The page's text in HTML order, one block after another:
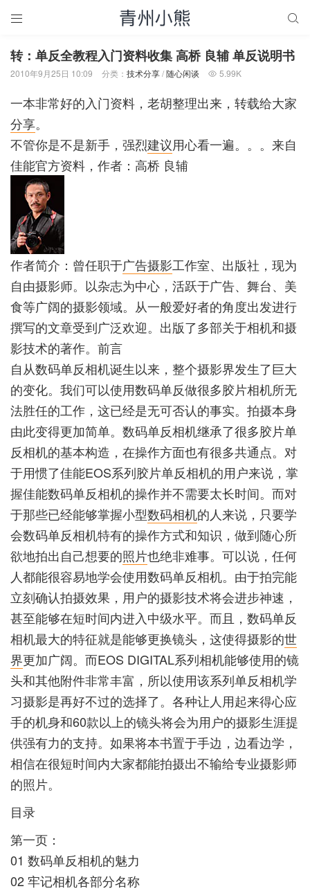
 
转：单反全教程入门资料收集 高桥 良辅 单反说明书
2010年9月25日 10:09 分类： 技术分享/随心闲谈  5.99K
一本非常好的入门资料，老胡整理出来，转载给大家
分享。
不管你是不是新手，强烈建议用心看一遍。。。来自
佳能官方资料，作者：高桥 良辅
作者简介：曾任职于广告摄影工作室、出版社，现为
自由摄影师。以杂志为中心，活跃于广告、舞台、美
食等广阔的摄影领域。从一般爱好者的角度出发进行
撰写的文章受到广泛欢迎。出版了多部关于相机和摄
影技术的著作。前言
自从数码单反相机诞生以来，整个摄影界发生了巨大
的变化。我们可以使用数码单反做很多胶片相机所无
法胜任的工作，这已经是无可否认的事实。拍摄本身
由此变得更加简单。数码单反相机继承了很多胶片单
反相机的基本构造，在操作方面也有很多共通点。对
于用惯了佳能EOS系列胶片单反相机的用户来说，掌
握佳能数码单反相机的操作并不需要太长时间。而对
于那些已经能够掌握小型数码相机的人来说，只要学
会数码单反相机特有的操作方式和知识，做到随心所
欲地拍出自己想要的照片也绝非难事。可以说，任何
人都能很容易地学会使用数码单反相机。由于拍完能
立刻确认拍摄效果，用户的摄影技术将会进步神速，
甚至能够在短时间内进入中级水平。而且，数码单反
相机最大的特征就是能够更换镜头，这使得摄影的世
界更加广阔。而EOS DIGITAL系列相机能够使用的镜
头和其他附件非常丰富，所以使用该系列单反相机学
习摄影是再好不过的选择了。各种让人用起来得心应
手的机身和60款以上的镜头将会为用户的摄影生涯提
供强有力的支持。如果将本书置于手边，边看边学，
相信在很短时间内大家都能拍摄出不输给专业摄影师
的照片。
目录
第一页：
01 数码单反相机的魅力
02 牢记相机各部分名称